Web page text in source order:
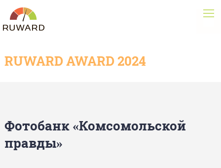
RUWARD AWARD 2024
Фотобанк «Комсомольской
правды»